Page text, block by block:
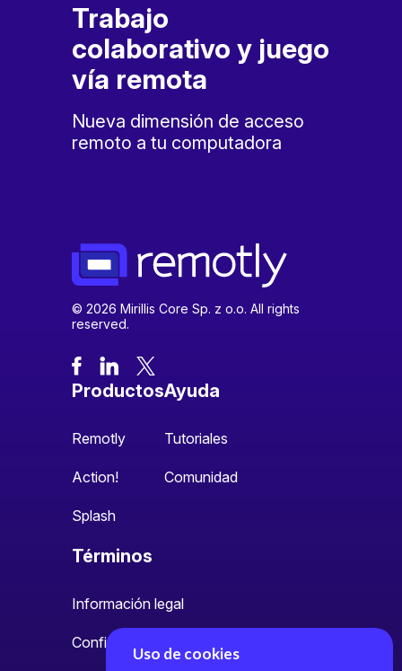
Uso de cookies
Trabajo
colaborativo y juego
vía remota
Nueva dimensión de acceso
remoto a tu computadora
© 2026 Mirillis Core Sp. z o.o. All rights
reserved.
Productos
Remotly
Action!
Splash
Ayuda
Tutoriales
Comunidad
Términos
Información legal
Configuración de cookies